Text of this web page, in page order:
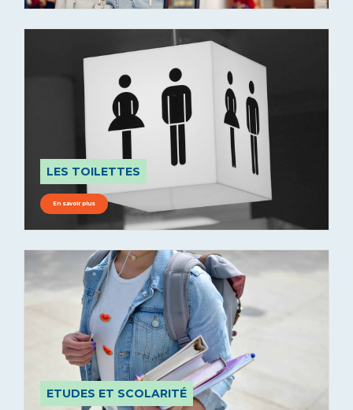
LES TOILETTES
En savoir plus
ETUDES ET SCOLARITÉ